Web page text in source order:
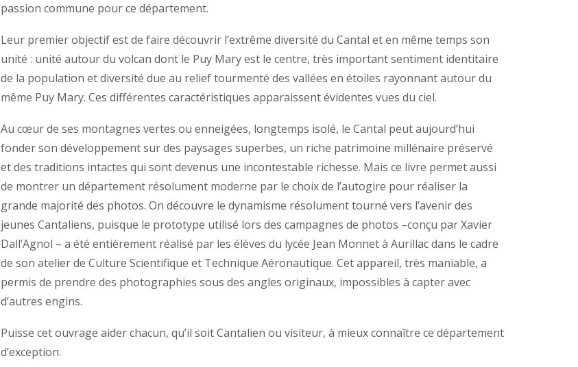
passion commune pour ce département.
Leur premier objectif est de faire découvrir l’extrême diversité du Cantal et en même temps son
unité : unité autour du volcan dont le Puy Mary est le centre, très important sentiment identitaire
de la population et diversité due au relief tourmenté des vallées en étoiles rayonnant autour du
même Puy Mary. Ces différentes caractéristiques apparaissent évidentes vues du ciel.
Au cœur de ses montagnes vertes ou enneigées, longtemps isolé, le Cantal peut aujourd’hui
fonder son développement sur des paysages superbes, un riche patrimoine millénaire préservé
et des traditions intactes qui sont devenus une incontestable richesse. Mais ce livre permet aussi
de montrer un département résolument moderne par le choix de l’autogire pour réaliser la
grande majorité des photos. On découvre le dynamisme résolument tourné vers l’avenir des
jeunes Cantaliens, puisque le prototype utilisé lors des campagnes de photos –conçu par Xavier
Dall’Agnol – a été entièrement réalisé par les élèves du lycée Jean Monnet à Aurillac dans le cadre
de son atelier de Culture Scientifique et Technique Aéronautique. Cet appareil, très maniable, a
permis de prendre des photographies sous des angles originaux, impossibles à capter avec
d’autres engins.
Puisse cet ouvrage aider chacun, qu’il soit Cantalien ou visiteur, à mieux connaître ce département
d’exception.